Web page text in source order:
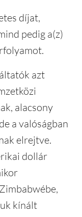
díjat,
pedig a(z)
azt
alacsony
a valóságban
elrejtve.
dollár
kínált